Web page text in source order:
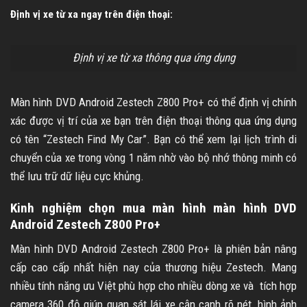
Định vị xe từ xa ngay trên điện thoại:
Định vị xe từ xa thông qua ứng dụng
Màn hình DVD Android Zestech Z800 Pro+ có thể định vị chính
xác được vị trí của xe bạn trên điện thoại thông qua ứng dụng
có tên “Zestech Find My Car”. Bạn có thể xem lại lịch trình di
chuyển của xe trong vòng 1 năm nhờ vào bộ nhớ thông minh có
thể lưu trữ dữ liệu cực khủng.
Kinh nghiệm chọn mua màn hình màn hình DVD
Android Zestech Z800 Pro+
Màn hình DVD Android Zestech Z800 Pro+ là phiên bản nâng
cấp cao cấp nhất hiện nay của thương hiệu Zestech. Mang
nhiều tính năng ưu Việt phù hợp cho nhiều dòng xe và tích hợp
camera 360 độ giúp quan sát lái xe cận cạnh rõ nét, hình ảnh